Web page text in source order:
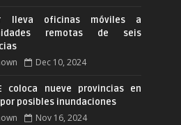
lleva oficinas móviles a
remotas de seis
Dec 10, 2024
coloca nueve provincias en
posibles inundaciones
Nov 16, 2024